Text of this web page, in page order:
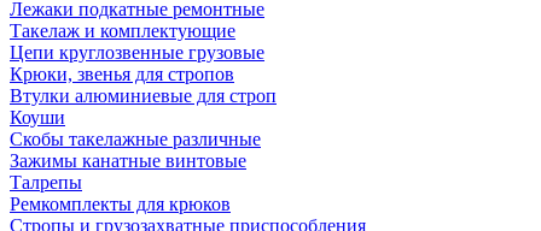
Лежаки подкатные ремонтные
Такелаж и комплектующие
Цепи круглозвенные грузовые
Крюки, звенья для стропов
Втулки алюминиевые для строп
Коуши
Скобы такелажные различные
Зажимы канатные винтовые
Талрепы
Ремкомплекты для крюков
Стропы и грузозахватные приспособления